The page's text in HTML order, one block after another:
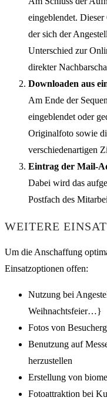
eingeblendet.
der sich der
Unterschied zur
direkter
Downloaden aus
Am Ende der
eingeblendet oder
Originalfoto sowie
verschiedenartigen
Eintrag der Mail-
Dabei wird das
Postfach des
WEITERE
Um die Anschaffung
Einsatzoptionen offen:
Nutzung bei
Weihnachtsfeier…}
Fotos von
Benutzung auf
herzustellen
Erstellung von
Fotoattraktion bei